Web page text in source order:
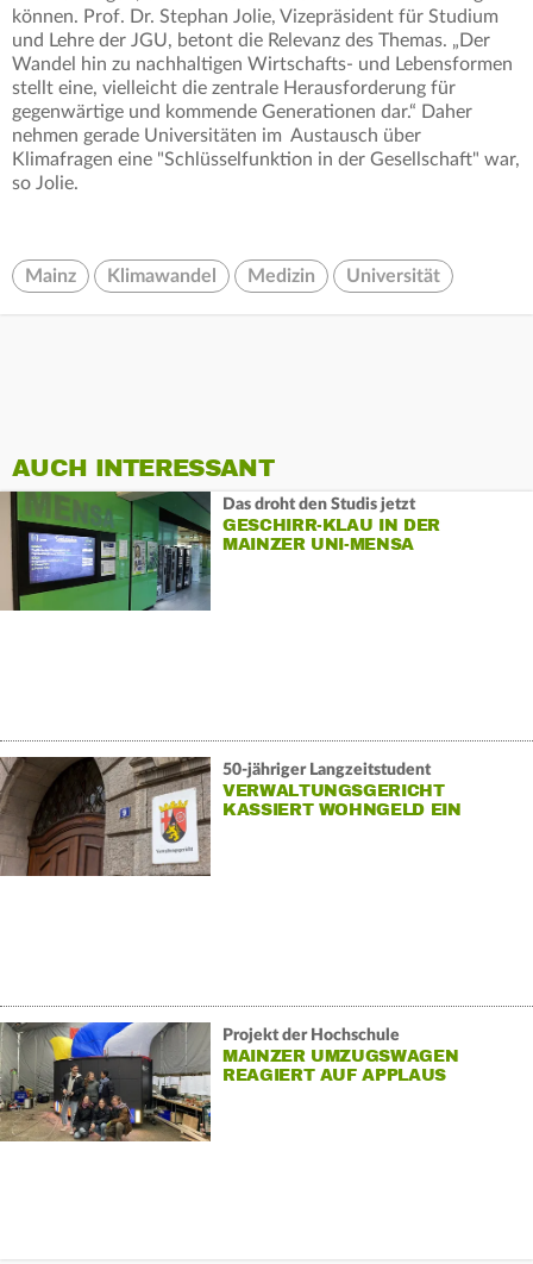
können. Prof. Dr. Stephan Jolie, Vizepräsident für Studium
und Lehre der JGU, betont die Relevanz des Themas. „Der
Wandel hin zu nachhaltigen Wirtschafts- und Lebensformen
stellt eine, vielleicht die zentrale Herausforderung für
gegenwärtige und kommende Generationen dar.“ Daher
nehmen gerade Universitäten im Austausch über
Klimafragen eine "Schlüsselfunktion in der Gesellschaft" war,
so Jolie.
Mainz Klimawandel Medizin Universität
AUCH INTERESSANT
Das droht den Studis jetzt
GESCHIRR-KLAU IN DER
MAINZER UNI-MENSA
50-jähriger Langzeitstudent
VERWALTUNGSGERICHT
KASSIERT WOHNGELD EIN
Projekt der Hochschule
MAINZER UMZUGSWAGEN
REAGIERT AUF APPLAUS